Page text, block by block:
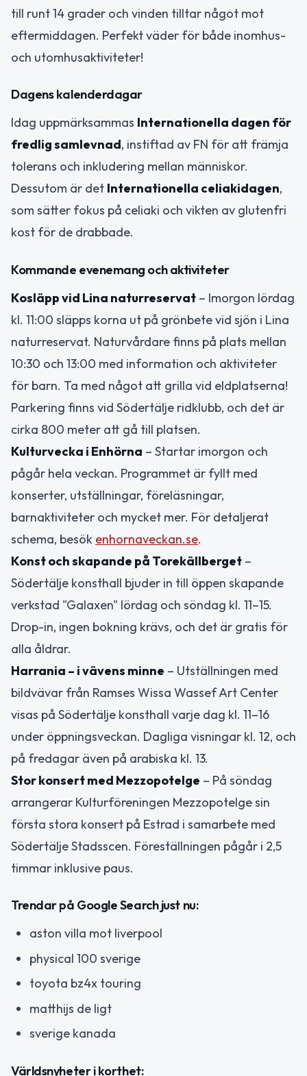
till runt 14 grader och vinden tilltar något mot
eftermiddagen. Perfekt väder för både inomhus-
och utomhusaktiviteter!
Dagens kalenderdagar
Idag uppmärksammas Internationella dagen för
fredlig samlevnad, instiftad av FN för att främja
tolerans och inkludering mellan människor.
Dessutom är det Internationella celiakidagen,
som sätter fokus på celiaki och vikten av glutenfri
kost för de drabbade.
Kommande evenemang och aktiviteter
Kosläpp vid Lina naturreservat – Imorgon lördag
kl. 11:00 släpps korna ut på grönbete vid sjön i Lina
naturreservat. Naturvårdare finns på plats mellan
10:30 och 13:00 med information och aktiviteter
för barn. Ta med något att grilla vid eldplatserna!
Parkering finns vid Södertälje ridklubb, och det är
cirka 800 meter att gå till platsen.
Kulturvecka i Enhörna – Startar imorgon och
pågår hela veckan. Programmet är fyllt med
konserter, utställningar, föreläsningar,
barnaktiviteter och mycket mer. För detaljerat
schema, besök enhornaveckan.se.
Konst och skapande på Torekällberget –
Södertälje konsthall bjuder in till öppen skapande
verkstad "Galaxen" lördag och söndag kl. 11–15.
Drop-in, ingen bokning krävs, och det är gratis för
alla åldrar.
Harrania – i vävens minne – Utställningen med
bildvävar från Ramses Wissa Wassef Art Center
visas på Södertälje konsthall varje dag kl. 11–16
under öppningsveckan. Dagliga visningar kl. 12, och
på fredagar även på arabiska kl. 13.
Stor konsert med Mezzopotelge – På söndag
arrangerar Kulturföreningen Mezzopotelge sin
första stora konsert på Estrad i samarbete med
Södertälje Stadsscen. Föreställningen pågår i 2,5
timmar inklusive paus.
Trendar på Google Search just nu:
aston villa mot liverpool
physical 100 sverige
toyota bz4x touring
matthijs de ligt
sverige kanada
Världsnyheter i korthet: